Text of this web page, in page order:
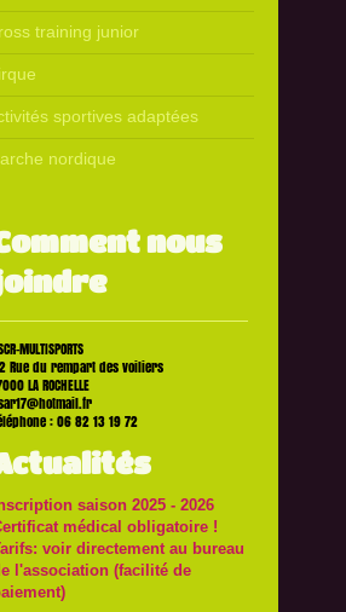
training junior
sportives adaptées
nordique
nous
MULTISPORTS
Rue du rempart des voiliers
LA ROCHELLE
: 06 82 13 19 72
saison 2025 - 2026
médical obligatoire !
voir directement au bureau
l'association (facilité de